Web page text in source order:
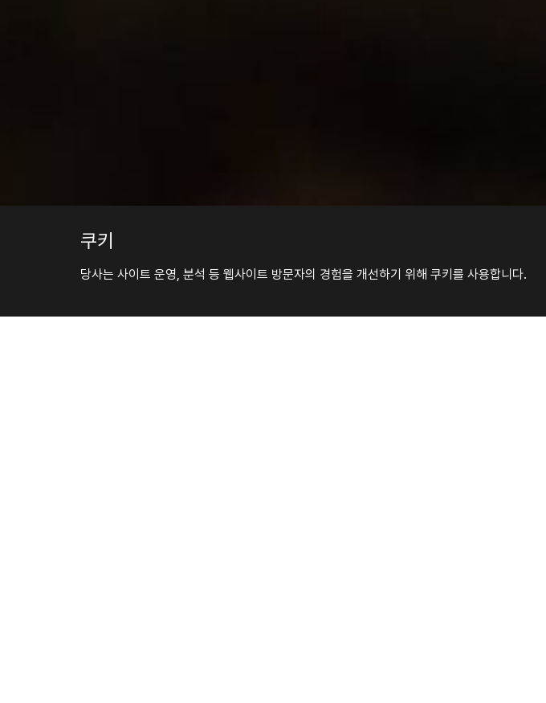
쿠키
당사는 사이트 운영, 분석 등 웹사이트 방문자의 경험을 개선하기 위해 쿠키를 사용합니다.